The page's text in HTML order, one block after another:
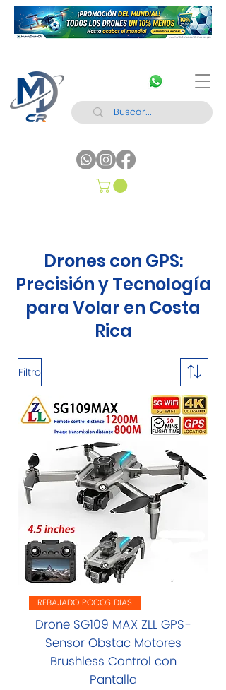
Drones con GPS:
Precisión y Tecnología
para Volar en Costa
Rica
Filtro
REBAJADO POCOS DIAS
Drone SG109 MAX ZLL GPS-
Sensor Obstac Motores
Brushless Control con
Pantalla